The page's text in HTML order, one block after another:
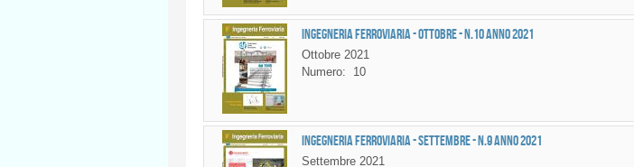
Ingegneria Ferroviaria - OTTOBRE - n.10 anno 2021
Ottobre 2021
Numero:
10
Ingegneria Ferroviaria - SETTEMBRE - n.9 anno 2021
Settembre 2021